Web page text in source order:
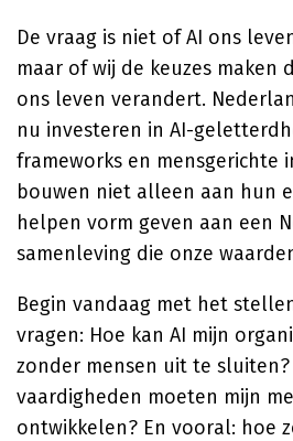
De vraag is niet of AI ons
maar of wij de keuzes maken
ons leven verandert.
nu investeren in AI-
frameworks en mensgerichte
bouwen niet alleen aan hun
helpen vorm geven aan een
samenleving die onze
Begin vandaag met het
vragen: Hoe kan AI mijn
zonder mensen uit te sluiten?
vaardigheden moeten mijn
ontwikkelen? En vooral: hoe